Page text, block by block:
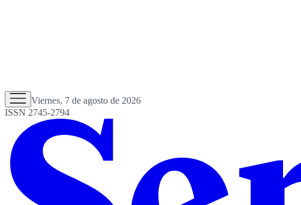
Viernes, 7 de agosto de 2026
ISSN 2745-2794